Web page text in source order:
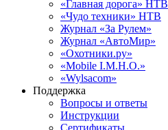
«Главная дорога» НТВ
«Чудо техники» НТВ
Журнал «За Рулем»
Журнал «АвтоМир»
«Охотники.ру»
«Mobile I.M.H.O.»
«Wylsacom»
Поддержка
Вопросы и ответы
Инструкции
Сертификаты